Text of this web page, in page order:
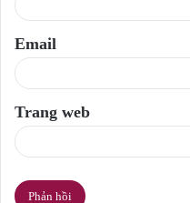
*
Email
Trang web